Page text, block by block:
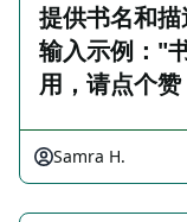
提供书名和描
输入示例："
用，请点个
Samra H.